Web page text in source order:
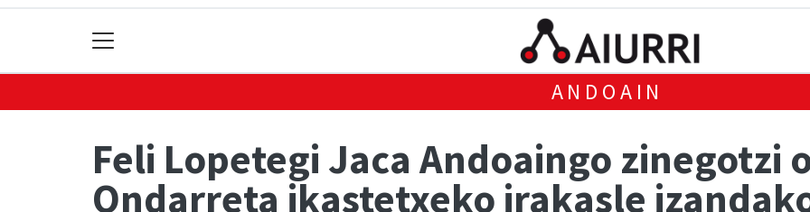
ANDOAIN
Feli Lopetegi Jaca Andoaingo zinegotzi
Ondarreta ikastetxeko irakasle